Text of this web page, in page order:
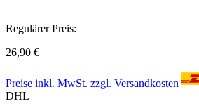
Regulärer Preis:
26,90 €
Preise inkl. MwSt. zzgl. Versandkosten
DHL